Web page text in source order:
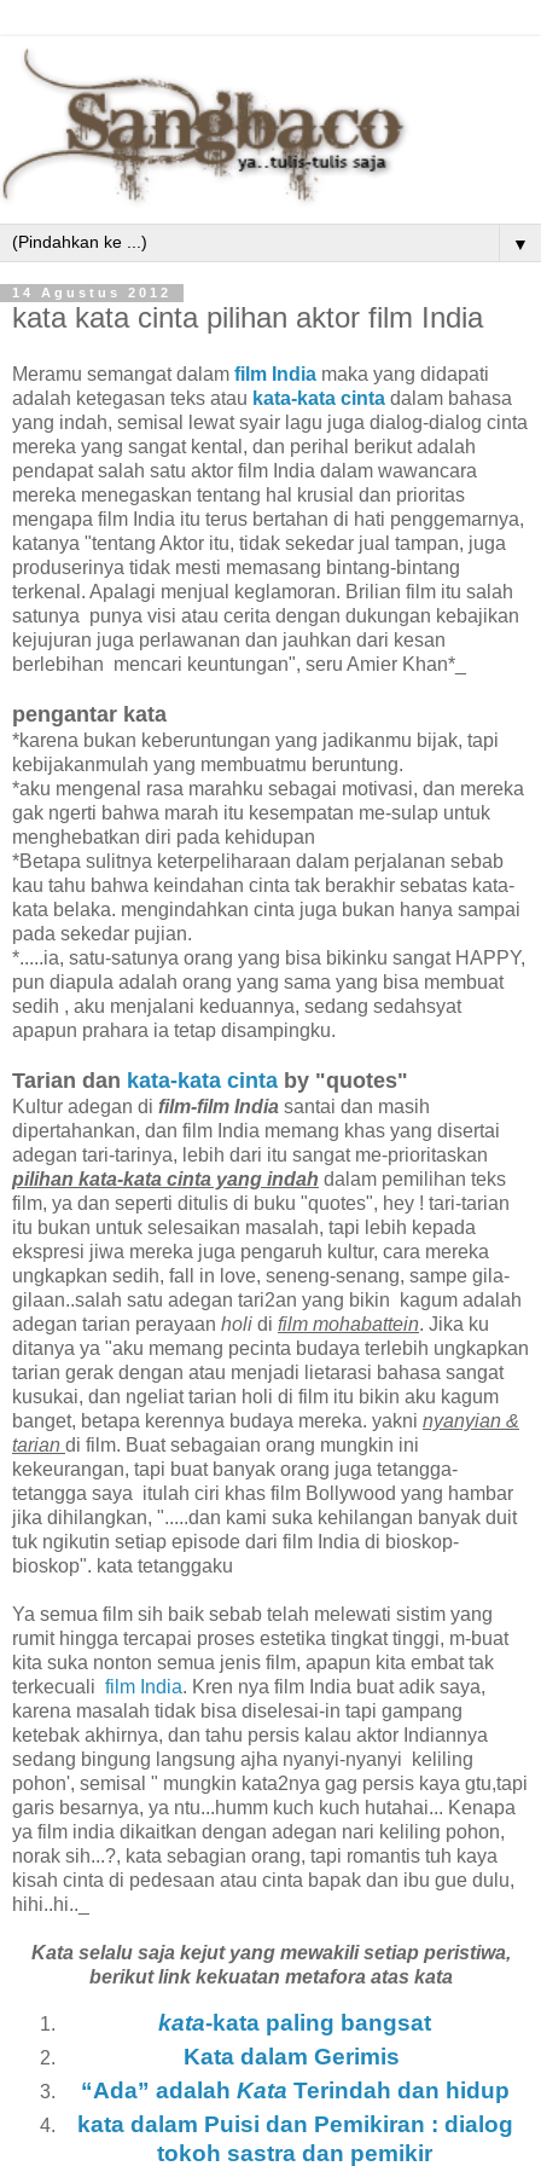
▼
14 Agustus 2012
kata kata cinta pilihan aktor film India
Meramu semangat dalam film India maka yang didapati
adalah ketegasan teks atau kata-kata cinta dalam bahasa
yang indah, semisal lewat syair lagu juga dialog-dialog cinta
mereka yang sangat kental, dan perihal berikut adalah
pendapat salah satu aktor film India dalam wawancara
mereka menegaskan tentang hal krusial dan prioritas
mengapa film India itu terus bertahan di hati penggemarnya,
katanya "tentang Aktor itu, tidak sekedar jual tampan, juga
produserinya tidak mesti memasang bintang-bintang
terkenal. Apalagi menjual keglamoran. Brilian film itu salah
satunya punya visi atau cerita dengan dukungan kebajikan
kejujuran juga perlawanan dan jauhkan dari kesan
berlebihan mencari keuntungan", seru Amier Khan*_
pengantar kata
*karena bukan keberuntungan yang jadikanmu bijak, tapi
kebijakanmulah yang membuatmu beruntung.
*aku mengenal rasa marahku sebagai motivasi, dan mereka
gak ngerti bahwa marah itu kesempatan me-sulap untuk
menghebatkan diri pada kehidupan
*Betapa sulitnya keterpeliharaan dalam perjalanan sebab
kau tahu bahwa keindahan cinta tak berakhir sebatas kata-
kata belaka. mengindahkan cinta juga bukan hanya sampai
pada sekedar pujian.
*.....ia, satu-satunya orang yang bisa bikinku sangat HAPPY,
pun diapula adalah orang yang sama yang bisa membuat
sedih , aku menjalani keduannya, sedang sedahsyat
apapun prahara ia tetap disampingku.
Tarian dan kata-kata cinta by "quotes"
Kultur adegan di film-film India santai dan masih
dipertahankan, dan film India memang khas yang disertai
adegan tari-tarinya, lebih dari itu sangat me-prioritaskan
pilihan kata-kata cinta yang indah dalam pemilihan teks
film, ya dan seperti ditulis di buku "quotes", hey ! tari-tarian
itu bukan untuk selesaikan masalah, tapi lebih kepada
ekspresi jiwa mereka juga pengaruh kultur, cara mereka
ungkapkan sedih, fall in love, seneng-senang, sampe gila-
gilaan..salah satu adegan tari2an yang bikin kagum adalah
adegan tarian perayaan holi di film mohabattein. Jika ku
ditanya ya "aku memang pecinta budaya terlebih ungkapkan
tarian gerak dengan atau menjadi lietarasi bahasa sangat
kusukai, dan ngeliat tarian holi di film itu bikin aku kagum
banget, betapa kerennya budaya mereka. yakni nyanyian &
tarian di film. Buat sebagaian orang mungkin ini
kekeurangan, tapi buat banyak orang juga tetangga-
tetangga saya itulah ciri khas film Bollywood yang hambar
jika dihilangkan, ".....dan kami suka kehilangan banyak duit
tuk ngikutin setiap episode dari film India di bioskop-
bioskop". kata tetanggaku
Ya semua film sih baik sebab telah melewati sistim yang
rumit hingga tercapai proses estetika tingkat tinggi, m-buat
kita suka nonton semua jenis film, apapun kita embat tak
terkecuali film India. Kren nya film India buat adik saya,
karena masalah tidak bisa diselesai-in tapi gampang
ketebak akhirnya, dan tahu persis kalau aktor Indiannya
sedang bingung langsung ajha nyanyi-nyanyi keliling
pohon', semisal " mungkin kata2nya gag persis kaya gtu,tapi
garis besarnya, ya ntu...humm kuch kuch hutahai... Kenapa
ya film india dikaitkan dengan adegan nari keliling pohon,
norak sih...?, kata sebagian orang, tapi romantis tuh kaya
kisah cinta di pedesaan atau cinta bapak dan ibu gue dulu,
hihi..hi.._
Kata selalu saja kejut yang mewakili setiap peristiwa,
berikut link kekuatan metafora atas kata
kata-kata paling bangsat
Kata dalam Gerimis
“Ada” adalah Kata Terindah dan hidup
kata dalam Puisi dan Pemikiran : dialog
tokoh sastra dan pemikir